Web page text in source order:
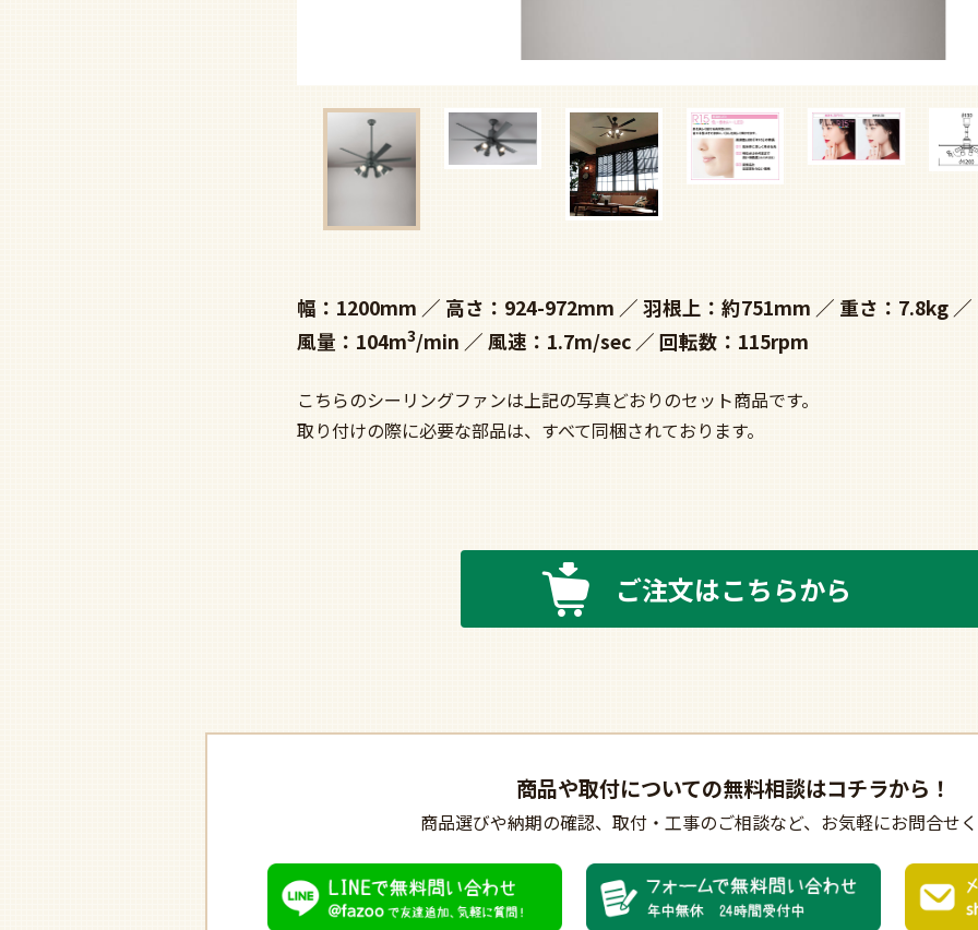
幅：1200mm 高さ：924-972mm 羽根上：約751mm 重さ：7.8kg
風量：104m3/min 風速：1.7m/sec 回転数：115rpm
こちらのシーリングファンは上記の写真どおりのセット商品です。
取り付けの際に必要な部品は、すべて同梱されております。
ご注文はこちらから
商品や取付についての無料相談はコチラから！
商品選びや納期の確認、 取付・工事のご相談など、 お気軽にお問合せ